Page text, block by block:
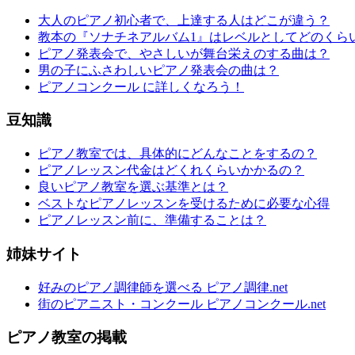
大人のピアノ初心者で、上達する人はどこが違う？
教本の『ソナチネアルバム1』はレベルとしてどのくら
ピアノ発表会で、やさしいが舞台栄えのする曲は？
男の子にふさわしいピアノ発表会の曲は？
ピアノコンクール に詳しくなろう！
豆知識
ピアノ教室では、具体的にどんなことをするの？
ピアノレッスン代金はどくれくらいかかるの？
良いピアノ教室を選ぶ基準とは？
ベストなピアノレッスンを受けるために必要な心得
ピアノレッスン前に、準備することは？
姉妹サイト
好みのピアノ調律師を選べる ピアノ調律.net
街のピアニスト・コンクール ピアノコンクール.net
ピアノ教室の掲載